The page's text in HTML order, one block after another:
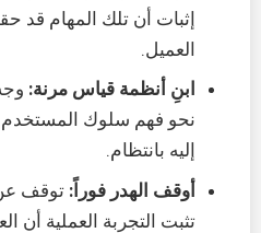
إثبات أن تلك المهام قد
العميل.
ابنِ أنظمة قياس مرنة:
نحو فهم سلوك المستخدم
إليه بانتظام.
أوقف الهدر فوراً: توقف
تثبت التجربة العملية أن